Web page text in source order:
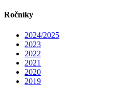
Ročníky
2024/2025
2023
2022
2021
2020
2019